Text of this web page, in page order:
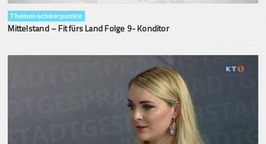
Themenschwerpunkte
Mittelstand – Fit fürs Land Folge 9- Konditor